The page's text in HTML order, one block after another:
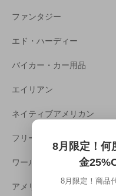
ファンタジー
エド・ハーディー
バイカー・カー用品
エイリアン
ネイティブアメリカン
フリーメーソン
ワールドカルチャー
アメリカンホラー
8月限定！何
金
8月限定！商品